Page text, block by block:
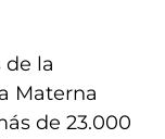
de la
Materna
de 23.000